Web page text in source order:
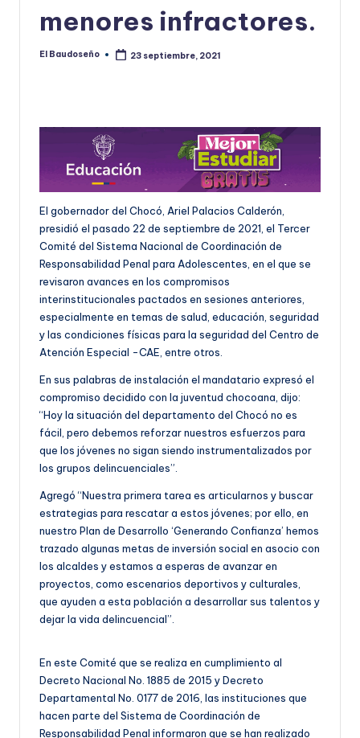
menores infractores.
Publicado
El Baudoseño 23 septiembre, 2021
El gobernador del Chocó, Ariel Palacios Calderón,
presidió el pasado 22 de septiembre de 2021, el Tercer
Comité del Sistema Nacional de Coordinación de
Responsabilidad Penal para Adolescentes, en el que se
revisaron avances en los compromisos
interinstitucionales pactados en sesiones anteriores,
especialmente en temas de salud, educación, seguridad
y las condiciones físicas para la seguridad del Centro de
Atención Especial -CAE, entre otros.
En sus palabras de instalación el mandatario expresó el
compromiso decidido con la juventud chocoana, dijo:
“Hoy la situación del departamento del Chocó no es
fácil, pero debemos reforzar nuestros esfuerzos para
que los jóvenes no sigan siendo instrumentalizados por
los grupos delincuenciales”.
Agregó “Nuestra primera tarea es articularnos y buscar
estrategias para rescatar a estos jóvenes; por ello, en
nuestro Plan de Desarrollo ‘Generando Confianza’ hemos
trazado algunas metas de inversión social en asocio con
los alcaldes y estamos a esperas de avanzar en
proyectos, como escenarios deportivos y culturales,
que ayuden a esta población a desarrollar sus talentos y
dejar la vida delincuencial”.
En este Comité que se realiza en cumplimiento al
Decreto Nacional No. 1885 de 2015 y Decreto
Departamental No. 0177 de 2016, las instituciones que
hacen parte del Sistema de Coordinación de
Responsabilidad Penal informaron que se han realizado